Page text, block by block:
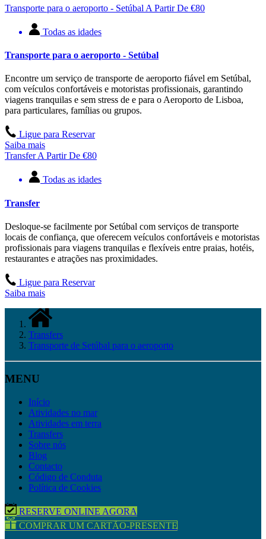
Transporte para o aeroporto - Setúbal A Partir De €80
Todas as idades
Transporte para o aeroporto - Setúbal
Encontre um serviço de transporte de aeroporto fiável em Setúbal,
com veículos confortáveis e motoristas profissionais, garantindo
viagens tranquilas e sem stress de e para o Aeroporto de Lisboa,
para particulares, famílias ou grupos.
Ligue para Reservar
Saiba mais
Transfer A Partir De €80
Todas as idades
Transfer
Desloque-se facilmente por Setúbal com serviços de transporte
locais de confiança, que oferecem veículos confortáveis e motoristas
profissionais para viagens tranquilas e flexíveis entre praias, hotéis,
restaurantes e atrações nas proximidades.
Ligue para Reservar
Saiba mais
Transfers
Transporte de Setúbal para o aeroporto
MENU
Início
Atividades no mar
Atividades em terra
Transfers
Sobre nós
Blog
Contacto
Código de Conduta
Política de Cookies
RESERVE ONLINE AGORA
COMPRAR UM CARTÃO-PRESENTE